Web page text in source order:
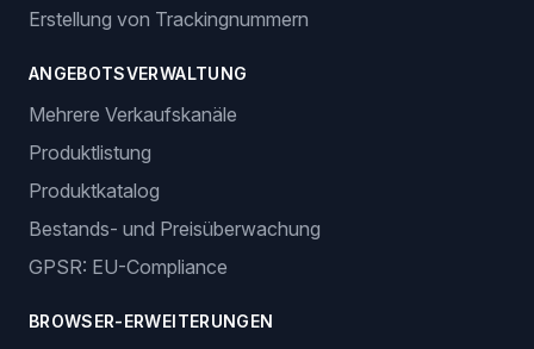
Erstellung von Trackingnummern
ANGEBOTSVERWALTUNG
Mehrere Verkaufskanäle
Produktlistung
Produktkatalog
Bestands- und Preisüberwachung
GPSR: EU-Compliance
BROWSER-ERWEITERUNGEN